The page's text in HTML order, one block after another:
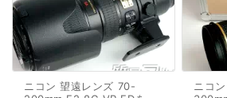
ニコン 望遠レンズ 70-
ニコン